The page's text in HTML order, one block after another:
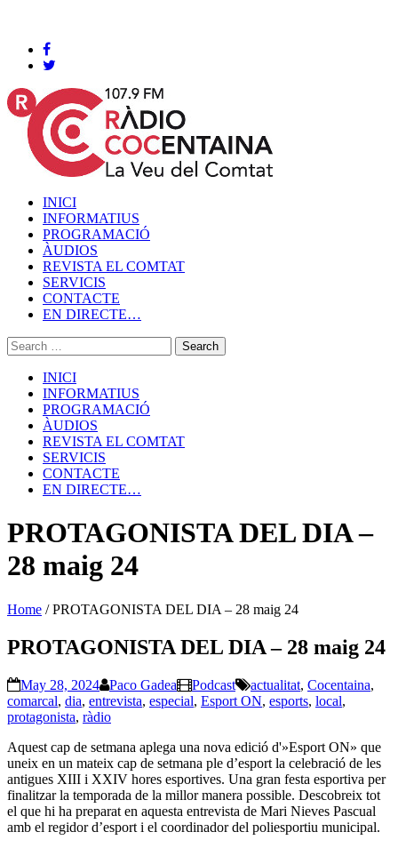
INICI
INFORMATIUS
PROGRAMACIÓ
ÀUDIOS
REVISTA EL COMTAT
SERVICIS
CONTACTE
EN DIRECTE…
INICI
INFORMATIUS
PROGRAMACIÓ
ÀUDIOS
REVISTA EL COMTAT
SERVICIS
CONTACTE
EN DIRECTE…
PROTAGONISTA DEL DIA –
28 maig 24
Home /PROTAGONISTA DEL DIA – 28 maig 24
PROTAGONISTA DEL DIA – 28 maig 24
May 28, 2024 Paco Gadea Podcast actualitat, Cocentaina,
comarcal, dia, entrevista, especial, Esport ON, esports, local,
protagonista, ràdio
Aquest cap de setmana aplega una nova edició d'»Esport ON» que
uneix en un mateix cap de setmana ple d’esport la celebració de les
antigues XIII i XXIV hores esportives. Una gran festa esportiva per
finalitzar la temporada de la millor manera possible. Descobreix tot
el que hi ha preparat en aquesta entrevista de Mari Nieves Pascual
amb el regidor d’esport i el coordinador del poliesportiu municipal.